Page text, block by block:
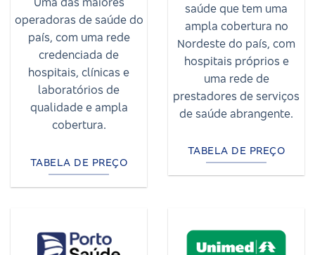
operadoras de saúde do
país, com uma rede
credenciada de
hospitais, clínicas e
laboratórios de
qualidade e ampla
cobertura.
TABELA DE PREÇO
saúde que tem uma
ampla cobertura no
Nordeste do país, com
hospitais próprios e
uma rede de
prestadores de serviços
de saúde abrangente.
TABELA DE PREÇO